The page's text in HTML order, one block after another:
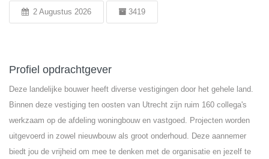
2 Augustus 2026 3419
Profiel opdrachtgever
Deze landelijke bouwer heeft diverse vestigingen door het gehele land.
Binnen deze vestiging ten oosten van Utrecht zijn ruim 160 collega's
werkzaam op de afdeling woningbouw en vastgoed. Projecten worden
uitgevoerd in zowel nieuwbouw als groot onderhoud. Deze aannemer
biedt jou de vrijheid om mee te denken met de organisatie en jezelf te